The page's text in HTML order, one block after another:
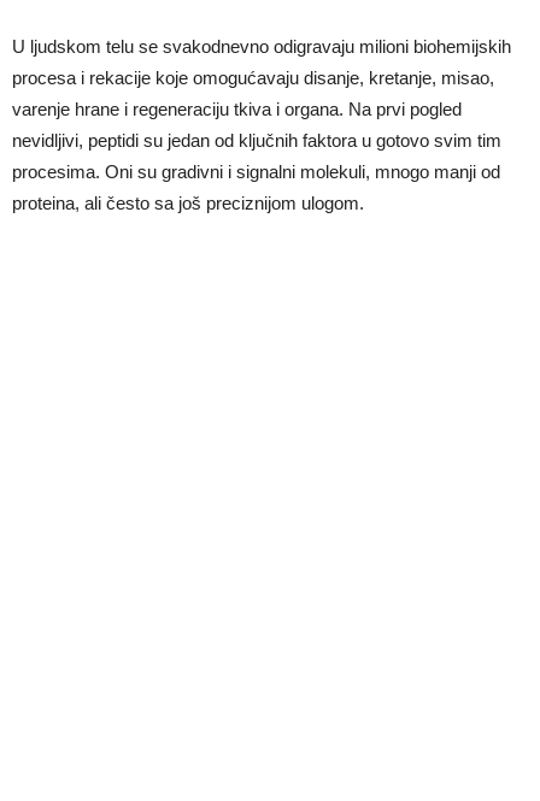
U ljudskom telu se svakodnevno odigravaju milioni biohemijskih
procesa i rekacije koje omogućavaju disanje, kretanje, misao,
varenje hrane i regeneraciju tkiva i organa. Na prvi pogled
nevidljivi, peptidi su jedan od ključnih faktora u gotovo svim tim
procesima. Oni su gradivni i signalni molekuli, mnogo manji od
proteina, ali često sa još preciznijom ulogom.